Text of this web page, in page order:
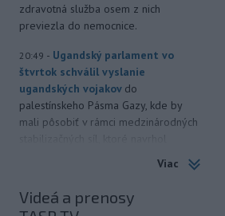
zdravotná služba osem z nich
previezla do nemocnice.
20:49 - Ugandský parlament vo
štvrtok schválil vyslanie
ugandských vojakov do
palestínskeho Pásma Gazy, kde by
mali pôsobiť v rámci medzinárodných
(FA) stiahla svoju podporu
Viac
Videá a prenosy